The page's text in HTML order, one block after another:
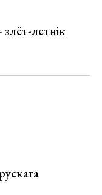
летнік